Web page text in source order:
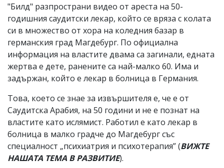
"Билд" разпространи видео от ареста на 50-
годишния саудитски лекар, който се вряза с колата
си в множество от хора на коледния базар в
германския град Магдебург. По официална
информация на властите двама са загинали, едната
жертва е дете, ранените са най-малко 60. Има и
задържан, който е лекар в болница в Германия.
Това, което се знае за извършителя е, че е от
Саудитска Арабия, на 50 години и не е познат на
властите като ислямист. Работил е като лекар в
болница в малко градче до Магдебург със
специалност „психиатрия и психотерапия” (ВИЖТЕ
НАШАТА ТЕМА В РАЗВИТИЕ).